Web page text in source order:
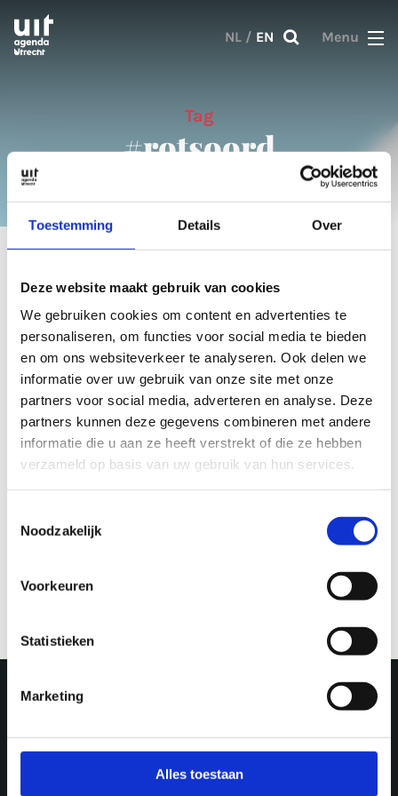
Toestemming Details Over
Deze website maakt gebruik van cookies
We gebruiken cookies om content en advertenties te
personaliseren, om functies voor social media te bieden
en om ons websiteverkeer te analyseren. Ook delen we
informatie over uw gebruik van onze site met onze
partners voor social media, adverteren en analyse. Deze
partners kunnen deze gegevens combineren met andere
informatie die u aan ze heeft verstrekt of die ze hebben
verzameld op basis van uw gebruik van hun services.
Noodzakelijk
Voorkeuren
Statistieken
Marketing
Alles toestaan
Skip to main content
NL / EN Menu
Tag
#rotsoord
1 result
Articles
Explore
More in Utrecht